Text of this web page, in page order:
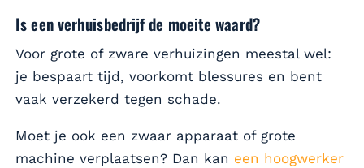
Is een verhuisbedrijf de moeite waard?
Voor grote of zware verhuizingen meestal wel:
je bespaart tijd, voorkomt blessures en bent
vaak verzekerd tegen schade.
Moet je ook een zwaar apparaat of grote
machine verplaatsen? Dan kan een hoogwerker